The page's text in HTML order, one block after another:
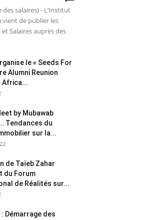
salaires) - L’Institut
vient de publier les
Salaires auprès des
le « Seeds For
Alumni Reunion
Africa...
by Mubawab
Tendances du
sur la...
de Taïeb Zahar
du Forum
de Réalités sur...
Démarrage des